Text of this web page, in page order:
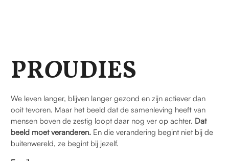
PROUDIES
We leven langer, blijven langer gezond en zijn actiever dan
ooit tevoren. Maar het beeld dat de samenleving heeft van
mensen boven de zestig loopt daar nog ver op achter. Dat
beeld moet veranderen. En die verandering begint niet bij de
buitenwereld, ze begint bij jezelf.